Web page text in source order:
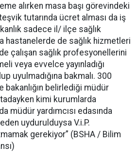
alırken masa başı görevindeki
tutarında ücret alması da iş
sadece il/ ilçe sağlık
hastanelerde de sağlık hizmetleri
çalışan sağlık profesyonellerini
veya evvelce yayınladığı
uyulmadığına bakmalı. 300
bakanlığın belirlediği müdür
kimi kurumlarda
müdür yardımcısı edasında
uydurulduysa V.i.P.
gerekiyor” (BSHA / Bilim